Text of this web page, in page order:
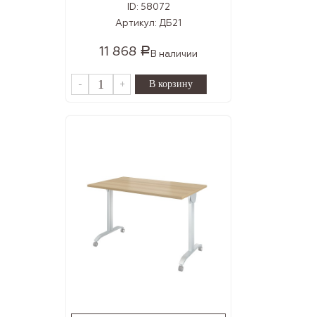
ID: 58072
Артикул: ДБ21
11 868 РВ наличии
- +